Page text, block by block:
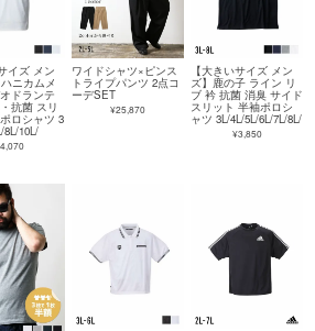
イズ メン
ニカムメ
ドランテ
抗菌 スリ
ロシャツ 3
8L/10L/
ワイドシャツ×ピンス
トライプパンツ 2点コ
ーデSET
¥25,870
【大きいサイズ メン
ズ】鹿の子 ライン リ
ブ 衿 抗菌 消臭 サイド
スリット 半袖ポロシ
ャツ 3L/4L/5L/6L/7L/8L/
¥3,850